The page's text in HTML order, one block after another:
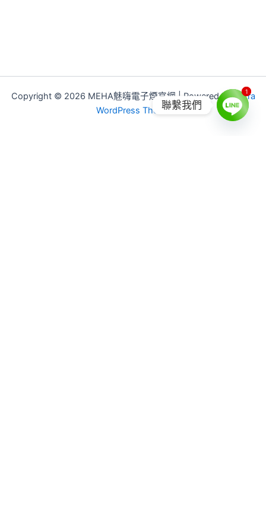
Copyright © 2026 MEHA魅嗨電子煙官網 | Powered byAstra
WordPress Theme聯繫我們
11